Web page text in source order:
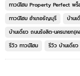
ทาวน์โฮม Property Perfect พร็
ทาวน์โฮม อำเภอธัญบุรี
บ้านเ
บ้านเดี่ยว ถนนรังสิต-นครนายก(ค
รีวิว ทาวน์โฮม
รีวิว บ้านเดี่ยว